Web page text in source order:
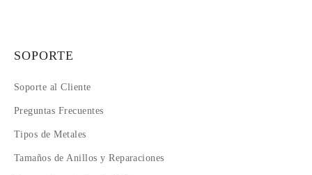
SOPORTE
Soporte al Cliente
Preguntas Frecuentes
Tipos de Metales
Tamaños de Anillos y Reparaciones